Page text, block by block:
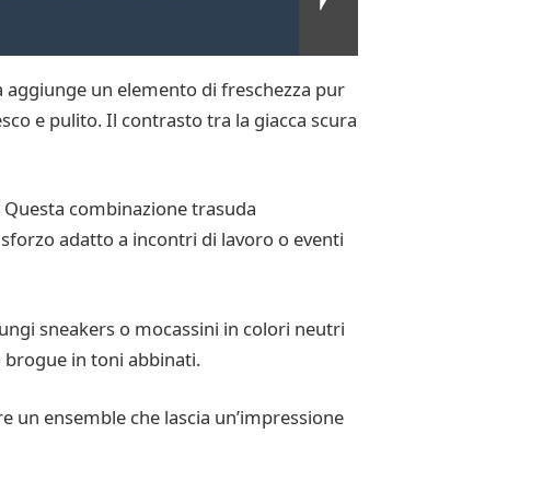
un elemento di freschezza pur
e pulito. Il contrasto tra la giacca scura
combinazione trasuda
adatto a incontri di lavoro o eventi
sneakers o mocassini in colori neutri
brogue in toni abbinati.
un ensemble che lascia un’impressione